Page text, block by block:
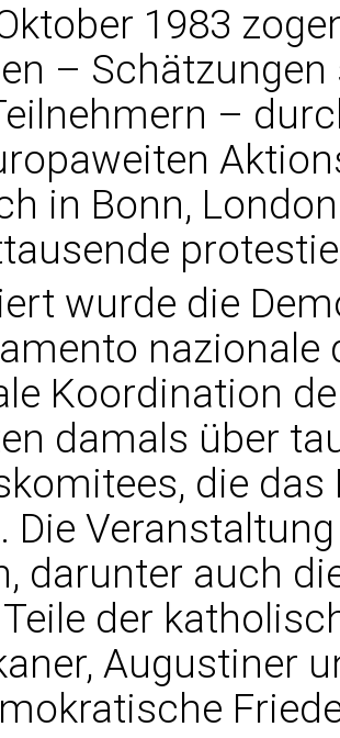
1983
–
–
in Bonn,
wurde die
nazionale
Koordination
damals über
die
Die
darunter auch
der
Augustiner